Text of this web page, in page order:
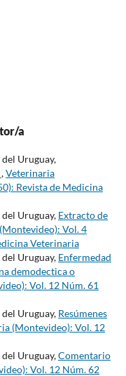
a
Uruguay,
,Veterinaria
Revista de Medicina
Uruguay, Extracto de
Vol. 4
Veterinaria
Uruguay, Enfermedad
demodectica o
Vol. 12 Núm. 61
Uruguay, Resúmenes
(Montevideo): Vol. 12
Uruguay,Comentario
Vol. 12 Núm. 62